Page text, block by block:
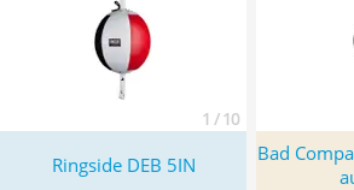
1 / 10
Ringside DEB 5IN
Bad